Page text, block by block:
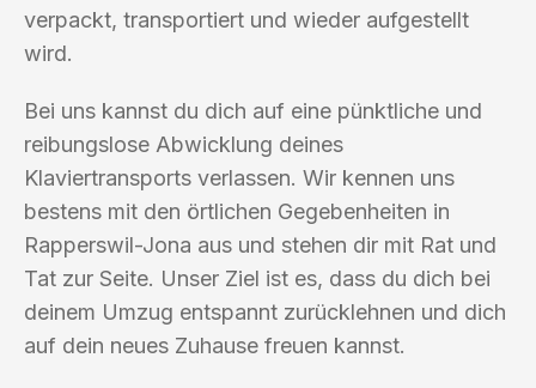
verpackt, transportiert und wieder aufgestellt
wird.
Bei uns kannst du dich auf eine pünktliche und
reibungslose Abwicklung deines
Klaviertransports verlassen. Wir kennen uns
bestens mit den örtlichen Gegebenheiten in
Rapperswil-Jona aus und stehen dir mit Rat und
Tat zur Seite. Unser Ziel ist es, dass du dich bei
deinem Umzug entspannt zurücklehnen und dich
auf dein neues Zuhause freuen kannst.